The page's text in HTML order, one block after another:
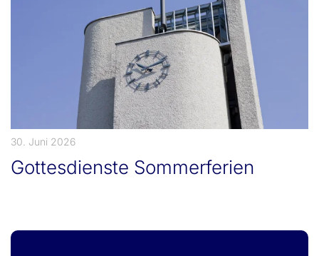
30. Juni 2026
Gottesdienste Sommerferien